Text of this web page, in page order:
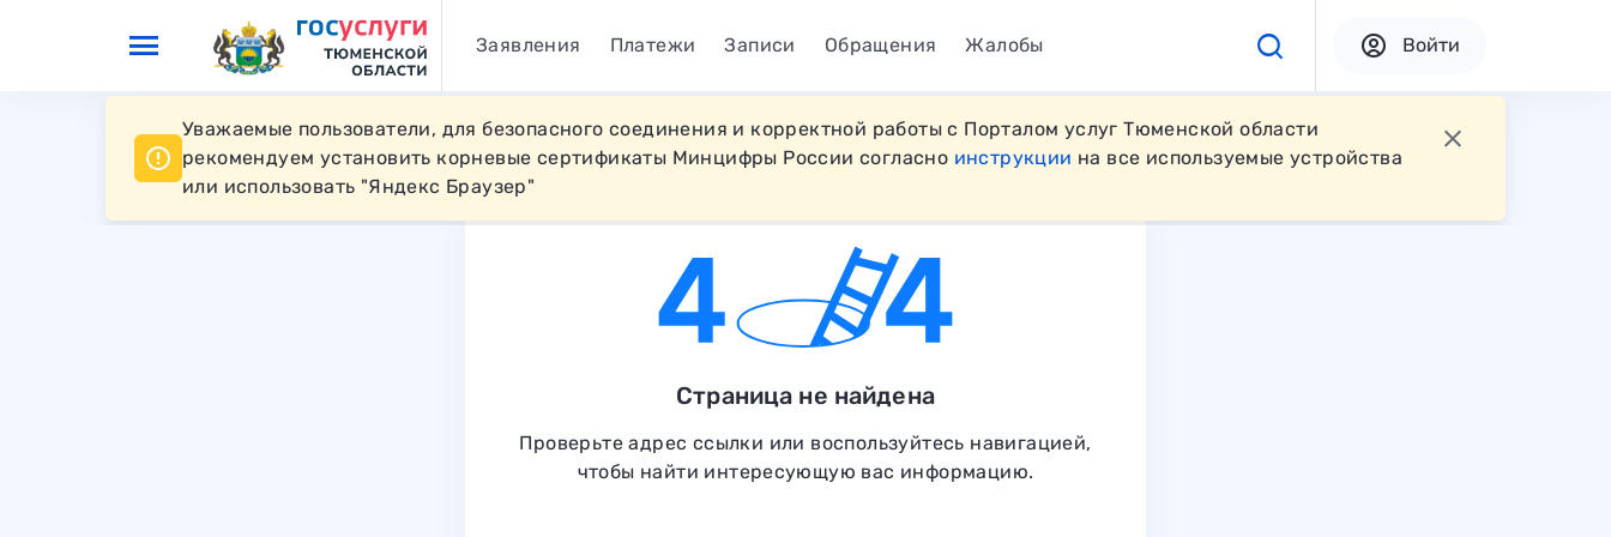
Перейти к основному контенту Заявления Платежи Записи Обращения Жалобы Войти
Уважаемые пользователи, для безопасного соединения и корректной работы с Порталом услуг Тюменской области
рекомендуем установить корневые сертификаты Минцифры России согласно инструкции на все используемые устройства
или использовать "Яндекс Браузер"
Страница не найдена
Проверьте адрес ссылки или воспользуйтесь навигацией,
чтобы найти интересующую вас информацию.